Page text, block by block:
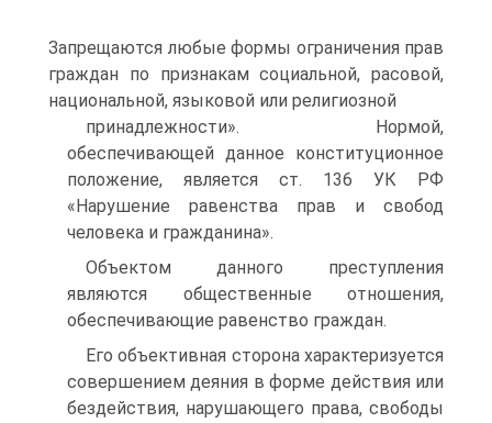
Запрещаются любые формы ограничения прав
граждан по признакам социальной, расовой,
национальной, языковой или религиозной
принадлежности». Нормой,
обеспечивающей данное конституционное
положение, является ст. 136 УК РФ
«Нарушение равенства прав и свобод
человека и гражданина».
Объектом данного преступления
являются общественные отношения,
обеспечивающие равенство граждан.
Его объективная сторона характеризуется
совершением деяния в форме действия или
бездействия, нарушающего права, свободы